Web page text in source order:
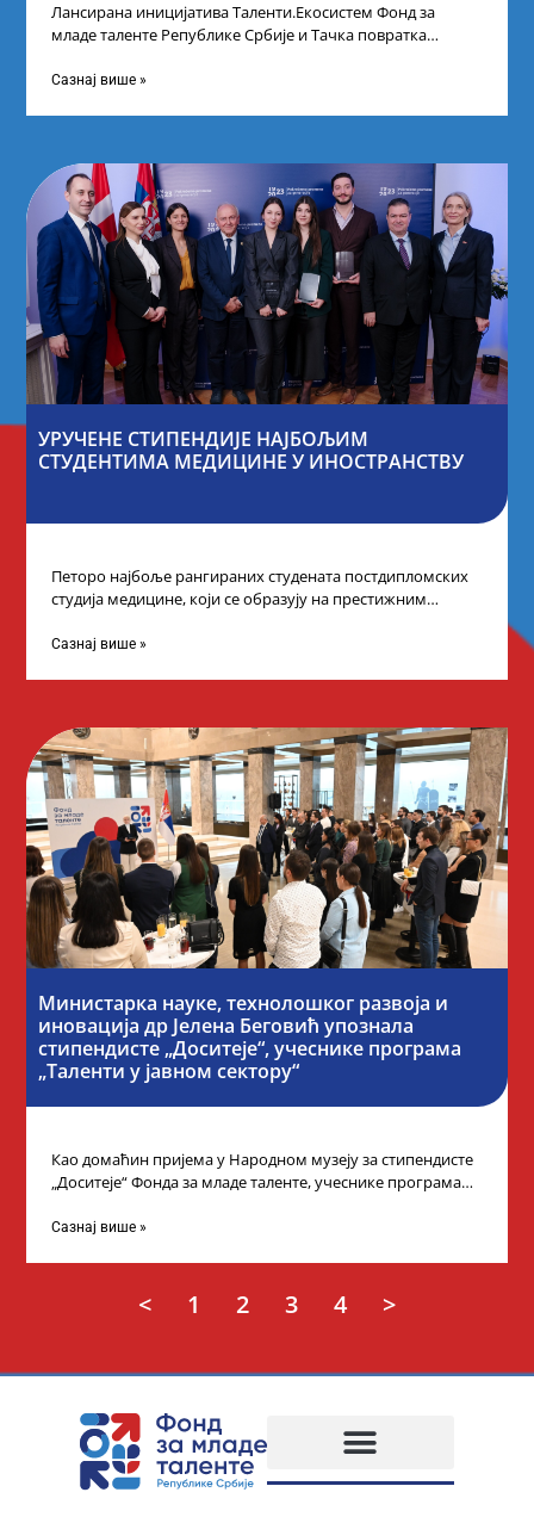
Лансирана иницијатива Таленти.Екосистем Фонд за
младе таленте Републике Србије и Тачка повратка
догађају су се
Сазнај више »
УРУЧЕНЕ СТИПЕНДИЈЕ НАЈБОЉИМ
СТУДЕНТИМА МЕДИЦИНЕ У ИНОСТРАНСТВУ
Петоро најбоље рангираних студената постдипломских
студија медицине, који се образују на престижним
стипендије од
Сазнај више »
Министарка науке, технолошког развоја и
иновација др Јелена Беговић упознала
стипендисте „Доситеје“, учеснике програма
„Таленти у јавном сектору“
Као домаћин пријема у Народном музеју за стипендисте
„Доситеје“ Фонда за младе таленте, учеснике програма
Сазнај више »
< 1 2 3 4 >